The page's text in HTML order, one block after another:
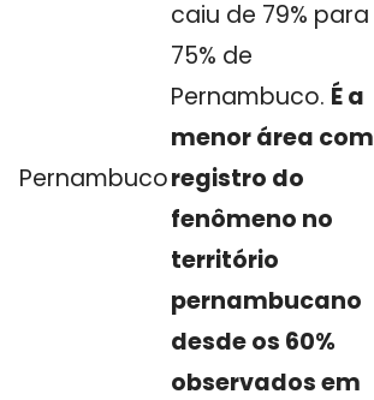
Pernambuco
caiu de 79% para
75% de
Pernambuco. É a
menor área com
registro do
fenômeno no
território
pernambucano
desde os 60%
observados em